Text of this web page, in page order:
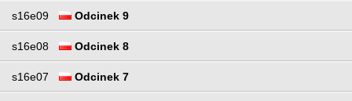
s16e09 Odcinek 9
s16e08 Odcinek 8
s16e07 Odcinek 7